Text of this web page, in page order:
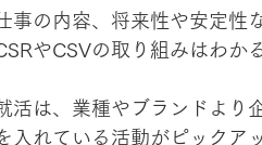
事の内容、将来性や安定性
やCSVの取り組みはわか
活は、業種やブランドより
入れている活動がピックア